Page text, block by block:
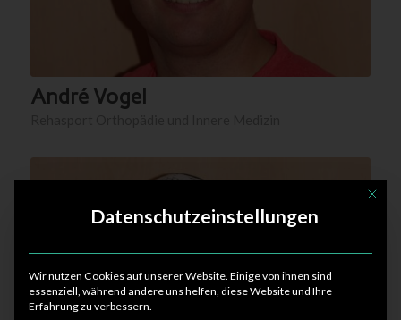
André Vogel
Mit
Datenschutzeinstellungen
Wir nutzen Cookies auf unserer Website. Einige von ihnen sind
essenziell, während andere uns helfen, diese Website und Ihre
Erfahrung zu verbessern.